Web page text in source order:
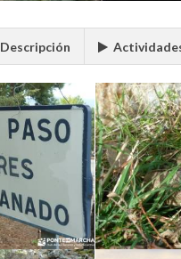
Descripción